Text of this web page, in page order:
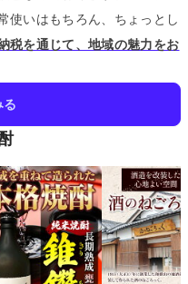
使いはもちろん、ちょっとし
税を通じて、地域の魅力をお
る